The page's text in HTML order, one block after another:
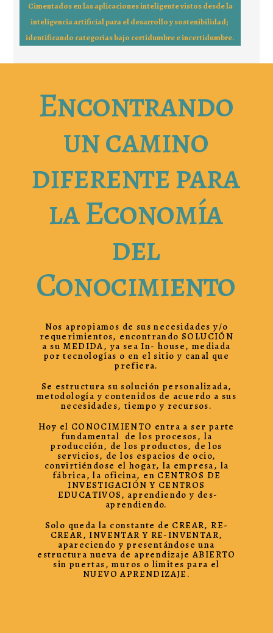
Cimentados en las aplicaciones inteligente vistos desde la
inteligencia artificial para el desarrollo y sostenibilidad;
identificando categorías bajo certidumbre e incertidumbre.
Encontrando
un camino
diferente para
la Economía
del
Conocimiento
Nos apropiamos de sus necesidades y/o
requerimientos, encontrando SOLUCIÓN
a su MEDIDA, ya sea In- house, mediada
por tecnologías o en el sitio y canal que
prefiera.
Se estructura su solución personalizada,
metodología y contenidos de acuerdo a sus
necesidades, tiempo y recursos.
Hoy el CONOCIMIENTO entra a ser parte
fundamental de los procesos, la
producción, de los productos, de los
servicios, de los espacios de ocio,
convirtiéndose el hogar, la empresa, la
fábrica, la oficina, en CENTROS DE
INVESTIGACIÓN Y CENTROS
EDUCATIVOS, aprendiendo y des-
aprendiendo.
Solo queda la constante de CREAR, RE-
CREAR, INVENTAR Y RE-INVENTAR,
apareciendo y presentándose una
estructura nueva de aprendizaje ABIERTO
sin puertas, muros o límites para el
NUEVO APRENDIZAJE.